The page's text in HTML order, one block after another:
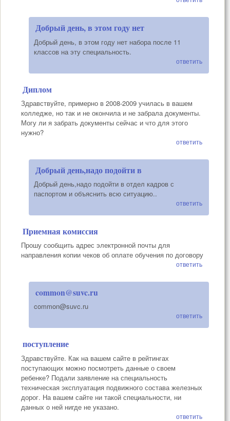
Добрый день, в этом году нет
Добрый день, в этом году нет набора после 11
классов на эту специальность.
ответить
Диплом
Здравствуйте, примерно в 2008-2009 училась в вашем
колледже, но так и не окончила и не забрала документы.
Могу ли я забрать документы сейчас и что для этого
нужно?
ответить
Добрый день,надо подойти в
Добрый день,надо подойти в отдел кадров с
паспортом и объяснить всю ситуацию..
ответить
Приемная комиссия
Прошу сообщить адрес электронной почты для
направления копии чеков об оплате обучения по договору
ответить
common@suvc.ru
common@suvc.ru
ответить
поступление
Здравствуйте. Как на вашем сайте в рейтингах
поступающих можно посмотреть данные о своем
ребенке? Подали заявление на специальность
техническая эксплуатация подвижного состава железных
дорог. На вашем сайте ни такой специальности, ни
данных о ней нигде не указано.
ответить